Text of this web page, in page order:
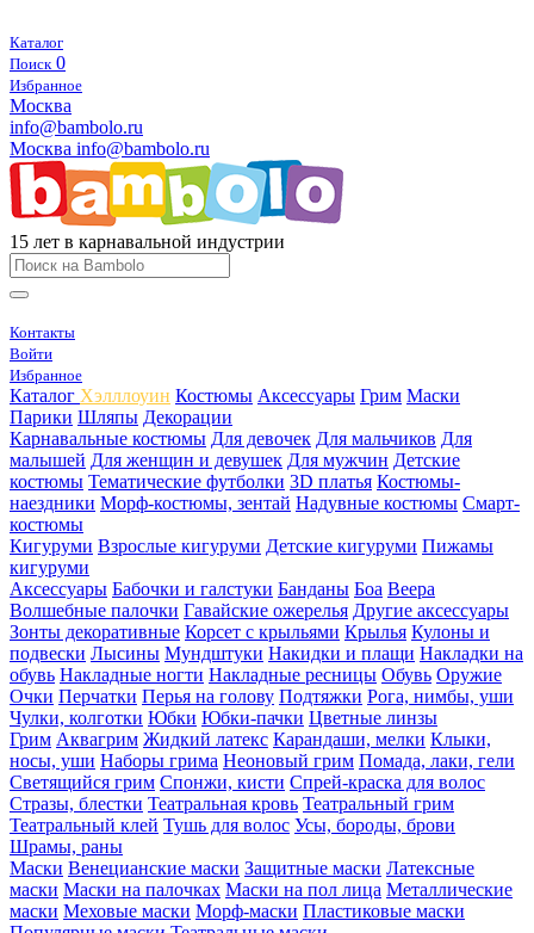
Каталог
Поиск 0
Избранное
Москва
info@bambolo.ru
Москва info@bambolo.ru
15 лет в карнавальной индустрии
Контакты
Войти
Избранное
Каталог Хэлллоуин Костюмы Аксессуары Грим Маски
Парики Шляпы Декорации
Карнавальные костюмы Для девочек Для мальчиков Для
малышей Для женщин и девушек Для мужчин Детские
костюмы Тематические футболки 3D платья Костюмы-
наездники Морф-костюмы, зентай Надувные костюмы Смарт-
костюмы
Кигуруми Взрослые кигуруми Детские кигуруми Пижамы
кигуруми
Аксессуары Бабочки и галстуки Банданы Боа Веера
Волшебные палочки Гавайские ожерелья Другие аксессуары
Зонты декоративные Корсет с крыльями Крылья Кулоны и
подвески Лысины Мундштуки Накидки и плащи Накладки на
обувь Накладные ногти Накладные ресницы Обувь Оружие
Очки Перчатки Перья на голову Подтяжки Рога, нимбы, уши
Чулки, колготки Юбки Юбки-пачки Цветные линзы
Грим Аквагрим Жидкий латекс Карандаши, мелки Клыки,
носы, уши Наборы грима Неоновый грим Помада, лаки, гели
Светящийся грим Спонжи, кисти Спрей-краска для волос
Стразы, блестки Театральная кровь Театральный грим
Театральный клей Тушь для волос Усы, бороды, брови
Шрамы, раны
Маски Венецианские маски Защитные маски Латексные
маски Маски на палочках Маски на пол лица Металлические
маски Меховые маски Морф-маски Пластиковые маски